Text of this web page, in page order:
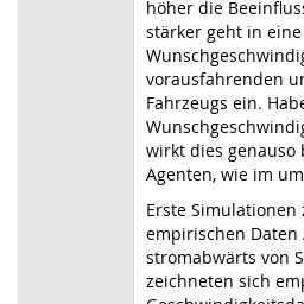
höher die
stärker geht in
vorausfahrenden
Fahrzeugs ein.
wirkt dies genauso
Agenten, wie im
Erste
empirischen Daten
stromabwärts von
zeichneten sich